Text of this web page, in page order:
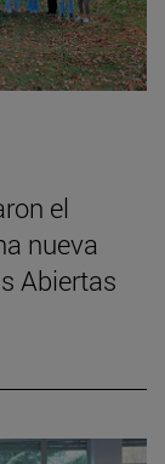
el
nueva
Abiertas